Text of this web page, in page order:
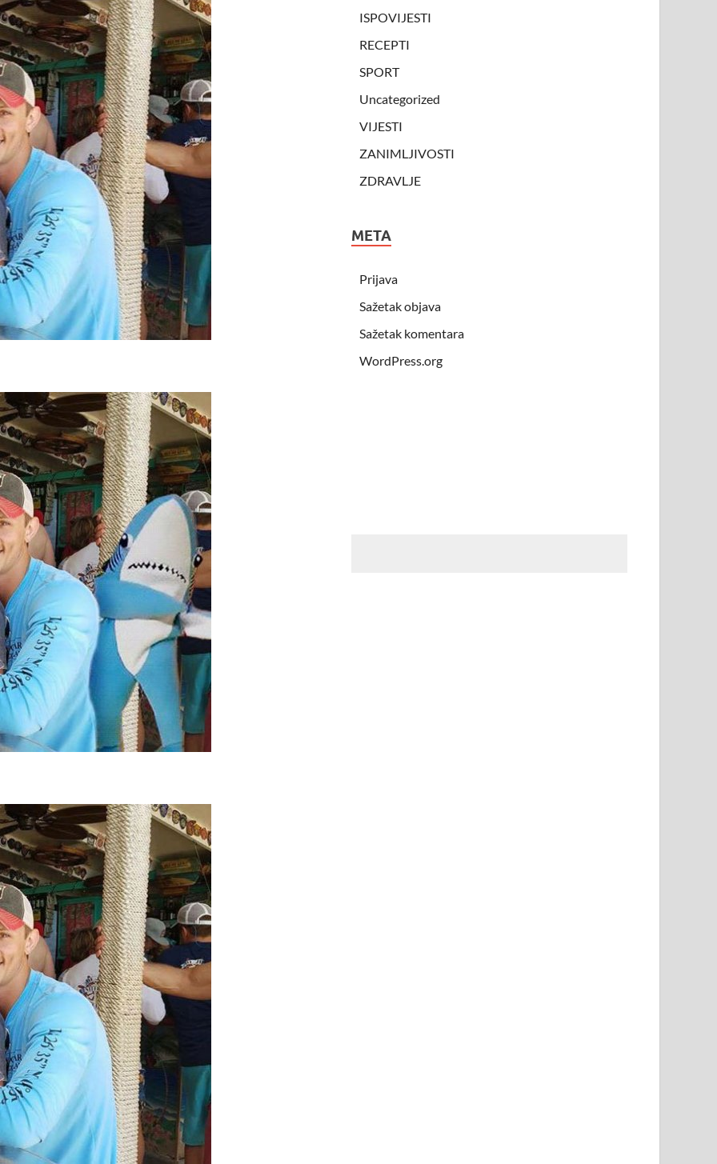
ISPOVIJESTI
RECEPTI
SPORT
Uncategorized
VIJESTI
ZANIMLJIVOSTI
ZDRAVLJE
META
Prijava
Sažetak objava
Sažetak komentara
WordPress.org